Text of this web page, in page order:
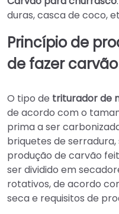
duras, casca de coco,
Princípio de
de fazer carvão
O tipo de triturador de
de acordo com o
prima a ser
briquetes de
produção de carvão
ser dividido em
rotativos, de acordo
seca e requisitos de